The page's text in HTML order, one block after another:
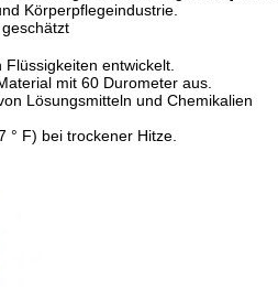
Körperpflegeindustrie.
entwickelt.
mit 60 Durometer aus.
Lösungsmitteln und Chemikalien
° F) bei trockener Hitze.